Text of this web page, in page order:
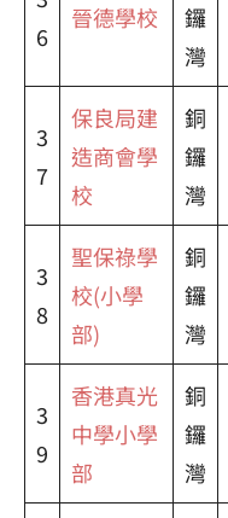
6
晉德學校
鑼
灣
3
7
保良局建
造商會學
校
銅
鑼
灣
3
8
聖保祿學
校(小學
部)
銅
鑼
灣
3
9
香港真光
中學小學
部
銅
鑼
灣